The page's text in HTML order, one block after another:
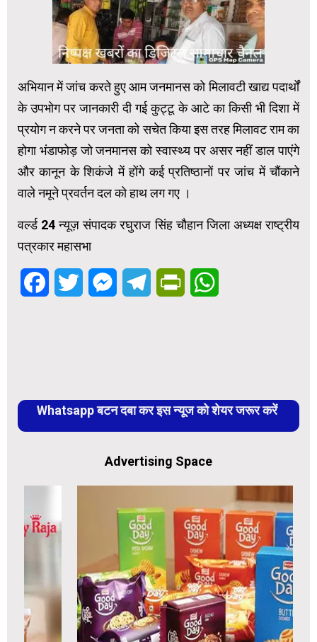
अभियान में जांच करते हुए आम जनमानस को मिलावटी खाद्य पदार्थों
के उपभोग पर जानकारी दी गई कुट्टू के आटे का किसी भी दिशा में
प्रयोग न करने पर जनता को सचेत किया इस तरह मिलावट राम का
होगा भंडाफोड़ जो जनमानस को स्वास्थ्य पर असर नहीं डाल पाएंगे
और कानून के शिकंजे में होंगे कई प्रतिष्ठानों पर जांच में चौंकाने
वाले नमूने प्रवर्तन दल को हाथ लग गए ।
वर्ल्ड 24 न्यूज़ संपादक रघुराज सिंह चौहान जिला अध्यक्ष राष्ट्रीय
पत्रकार महासभा
FacebookTwitter MessengerTelegramPrintFriendly
Whatsapp बटन दबा कर इस न्यूज को शेयर जरूर करें
Advertising Space